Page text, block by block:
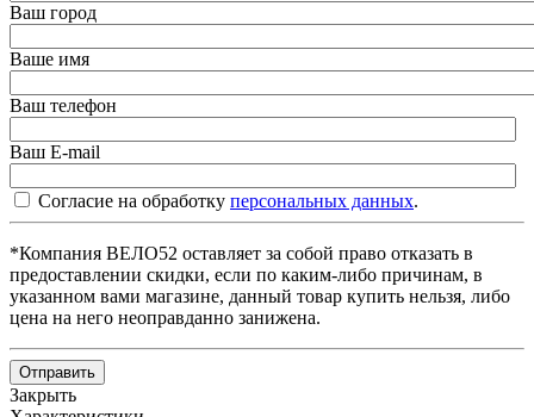
Ваш город
Ваше имя
Ваш телефон
Ваш E-mail
Согласие на обработку персональных данных.
*Компания ВЕЛО52 оставляет за собой право отказать в
предоставлении скидки, если по каким-либо причинам, в
указанном вами магазине, данный товар купить нельзя, либо
цена на него неоправданно занижена.
Отправить
Закрыть